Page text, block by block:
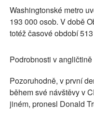
Washingtonské metro
193 000 osob. V době
totéž časové období
Podrobnosti v angličtině
Pozoruhodně, v první
během své návštěvy v
jiném, pronesl Donald